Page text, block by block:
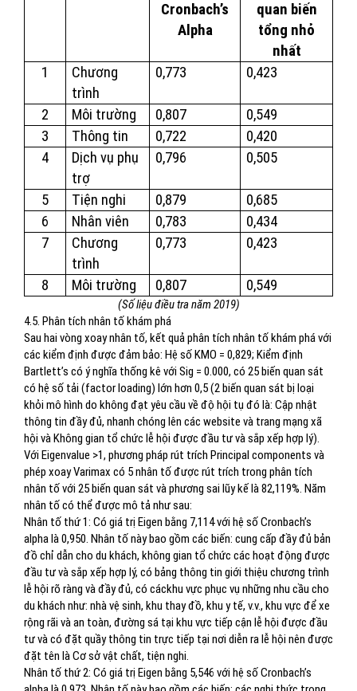
Cronbach’s
Alpha
quan biến
tổng nhỏ
nhất
1
Chương
trình
0,773 0,423
2 Môi trường 0,807
0,549
3
Thông tin 0,722
0,420
4
Dịch vụ phụ
trợ
0,796 0,505
5 Tiện nghi 0,879
0,685
6
Nhân viên 0,783
0,434
7
Chương
trình
0,773 0,423
8 Môi trường 0,807 0,549
(Số liệu điều tra năm 2019)
4.5. Phân tích nhân tố khám phá
Sau hai vòng xoay nhân tố, kết quả phân tích nhân tố khám phá với
các kiểm định được đảm bảo: Hệ số KMO = 0,829; Kiểm định
Bartlett’s có ý nghĩa thống kê với Sig = 0.000, có 25 biến quan sát
có hệ số tải (factor loading) lớn hơn 0,5 (2 biến quan sát bị loại
khỏi mô hình do không đạt yêu cầu về độ hội tụ đó là: Cập nhật
thông tin đầy đủ, nhanh chóng lên các website và trang mạng xã
hội và Không gian tổ chức lễ hội được đầu tư và sắp xếp hợp lý).
Với Eigenvalue >1, phương pháp rút trích Principal components và
phép xoay Varimax có 5 nhân tố được rút trích trong phân tích
nhân tố với 25 biến quan sát và phương sai lũy kế là 82,119%. Năm
nhân tố có thể được mô tả như sau:
Nhân tố thứ 1: Có giá trị Eigen bằng 7,114 với hệ số Cronbach’s
alpha là 0,950. Nhân tố này bao gồm các biến: cung cấp đầy đủ bản
đồ chỉ dẫn cho du khách, không gian tổ chức các hoạt động được
đầu tư và sắp xếp hợp lý, có bảng thông tin giới thiệu chương trình
lễ hội rõ ràng và đầy đủ, có cáckhu vực phục vụ những nhu cầu cho
du khách như: nhà vệ sinh, khu thay đồ, khu y tế, v.v., khu vực để xe
rộng rãi và an toàn, đường sá tại khu vực tiếp cận lễ hội được đầu
tư và có đặt quầy thông tin trực tiếp tại nơi diễn ra lễ hội nên được
đặt tên là Cơ sở vật chất, tiện nghi.
Nhân tố thứ 2: Có giá trị Eigen bằng 5,546 với hệ số Cronbach’s